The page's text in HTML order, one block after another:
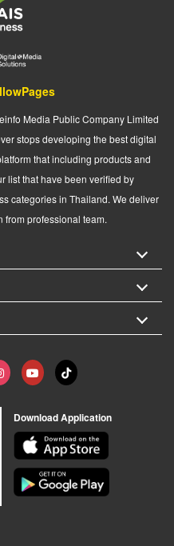
Media Public Company Limited
stops developing the best digital
that including products and
list that have been verified by
categories in Thailand. We deliver
from professional team.
Download Application